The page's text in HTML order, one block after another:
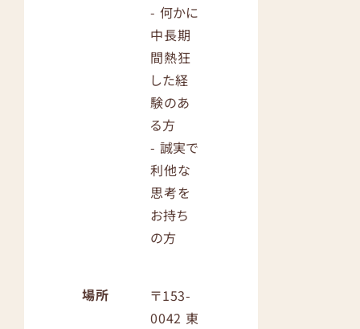
- 何かに
中長期
間熱狂
した経
験のあ
る方
- 誠実で
利他な
思考を
お持ち
の方
場所
〒153-
0042 東